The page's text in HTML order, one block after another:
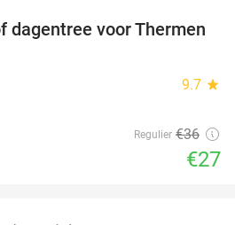
25%
dagentree voor Thermen
9.7 star
Regulier €36
€27